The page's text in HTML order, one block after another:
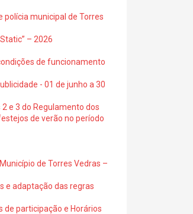
polícia municipal de Torres
– 2026
de funcionamento
- 01 de junho a 30
e 3 do Regulamento dos
de verão no período
de Torres Vedras –
e adaptação das regras
de participação e Horários